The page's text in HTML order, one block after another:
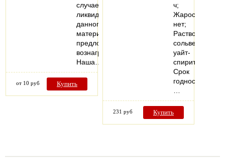
случае
ликвидности
данного
материала
предложит
вознаграждение.
Наша…
от 10 руб Купить
ч;
Жаростойкость:
нет;
Растворитель:
сольвент,
уайт-
спирит;
Срок
годности:
231 руб Купить